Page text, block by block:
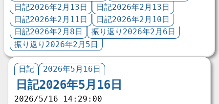
日記2026年2月13日
日記2026年2月13日
日記2026年2月11日
日記2026年2月10日
日記2026年2月8日
振り返り2026年2月6日
振り返り2026年2月5日
日記 2026年5月16日
日記2026年5月16日
2026/5/16 14:29:00